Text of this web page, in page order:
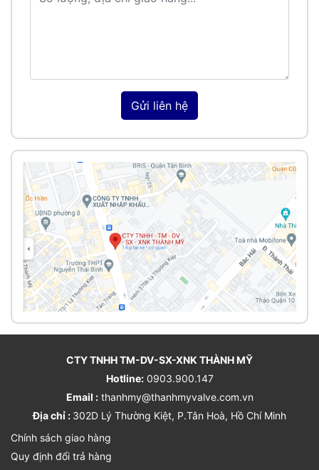
Gửi liên hệ
CTY TNHH TM-DV-SX-XNK THÀNH MỸ
Hotline:0903.900.147
Email :thanhmy@thanhmyvalve.com.vn
Địa chỉ : 302D Lý Thường Kiệt, P.Tân Hoà, Hồ Chí Minh
Chính sách giao hàng
Quy định đổi trả hàng